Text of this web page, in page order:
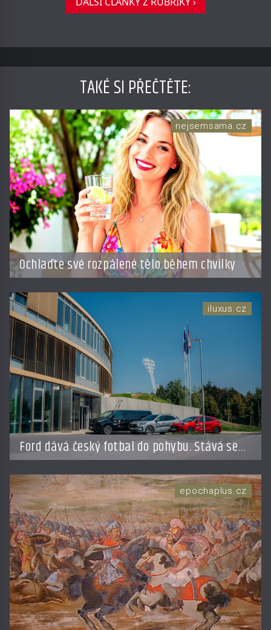
TAKÉ SI PŘEČTĚTE:
Ochlaďte své rozpálené tělo během chvilky
nejsemsama.cz
Ford dává český fotbal do pohybu. Stává se
novým partnerem FAČR
iluxus.cz
epochaplus.cz